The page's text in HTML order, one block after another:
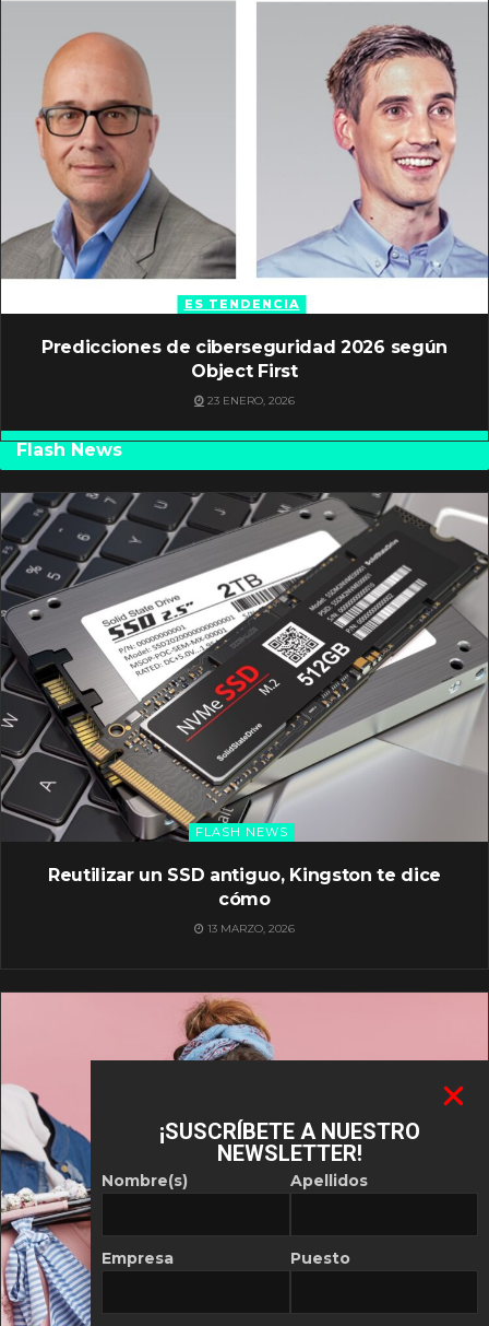
ES TENDENCIA
Predicciones de ciberseguridad 2026 según
Object First
23 ENERO, 2026
Flash News
FLASH NEWS
Reutilizar un SSD antiguo, Kingston te dice
cómo
13 MARZO, 2026
¡SUSCRÍBETE A NUESTRO
NEWSLETTER!
Nombre(s)
Empresa
Apellidos
Puesto